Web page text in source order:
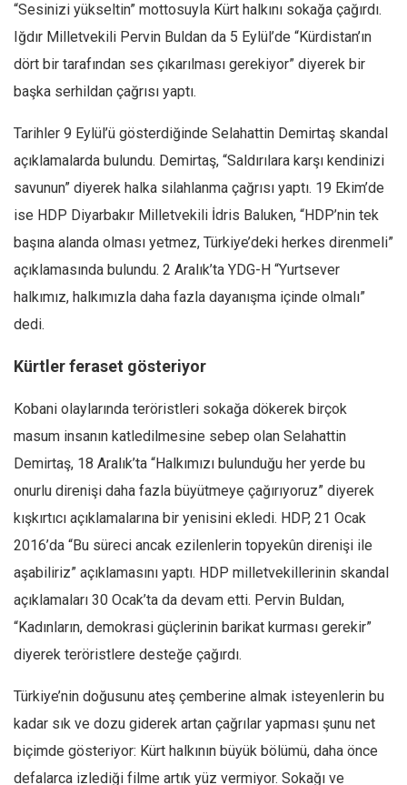
“Sesinizi yükseltin” mottosuyla Kürt halkını sokağa çağırdı.
Iğdır Milletvekili Pervin Buldan da 5 Eylül’de “Kürdistan’ın
dört bir tarafından ses çıkarılması gerekiyor” diyerek bir
başka serhildan çağrısı yaptı.
Tarihler 9 Eylül’ü gösterdiğinde Selahattin Demirtaş skandal
açıklamalarda bulundu. Demirtaş, “Saldırılara karşı kendinizi
savunun” diyerek halka silahlanma çağrısı yaptı. 19 Ekim’de
ise HDP Diyarbakır Milletvekili İdris Baluken, “HDP’nin tek
başına alanda olması yetmez, Türkiye’deki herkes direnmeli”
açıklamasında bulundu. 2 Aralık’ta YDG-H “Yurtsever
halkımız, halkımızla daha fazla dayanışma içinde olmalı”
dedi.
Kürtler feraset gösteriyor
Kobani olaylarında teröristleri sokağa dökerek birçok
masum insanın katledilmesine sebep olan Selahattin
Demirtaş, 18 Aralık’ta “Halkımızı bulunduğu her yerde bu
onurlu direnişi daha fazla büyütmeye çağırıyoruz” diyerek
kışkırtıcı açıklamalarına bir yenisini ekledi. HDP, 21 Ocak
2016’da “Bu süreci ancak ezilenlerin topyekûn direnişi ile
aşabiliriz” açıklamasını yaptı. HDP milletvekillerinin skandal
açıklamaları 30 Ocak’ta da devam etti. Pervin Buldan,
“Kadınların, demokrasi güçlerinin barikat kurması gerekir”
diyerek teröristlere desteğe çağırdı.
Türkiye’nin doğusunu ateş çemberine almak isteyenlerin bu
kadar sık ve dozu giderek artan çağrılar yapması şunu net
biçimde gösteriyor: Kürt halkının büyük bölümü, daha önce
defalarca izlediği filme artık yüz vermiyor. Sokağı ve